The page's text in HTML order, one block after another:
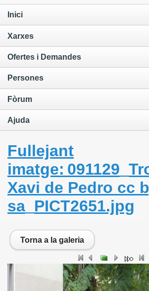
Inici
Xarxes
Ofertes i Demandes
Persones
Fòrum
Ajuda
Fullejant
imatge:
Xavi de Pedro cc
sa_PICT2651.jpg
Torna a la galeria